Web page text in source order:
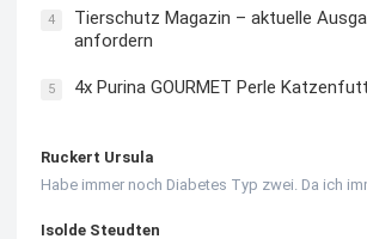
4
Tierschutz Magazin – aktuelle
anfordern
5 4x Purina GOURMET Perle
Ruckert Ursula
Habe immer noch Diabetes Typ zwei. Da ich
Isolde Steudten